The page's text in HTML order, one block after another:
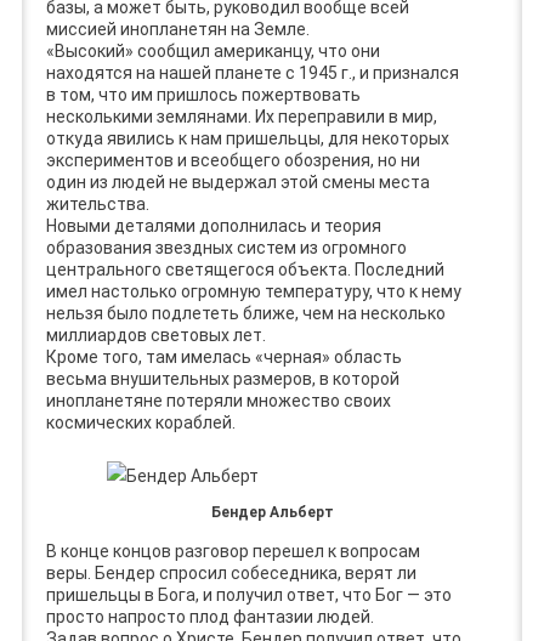
базы, а может быть, руководил вообще всей
миссией инопланетян на Земле.
«Высокий» сообщил американцу, что они
находятся на нашей планете с 1945 г., и признался
в том, что им пришлось пожертвовать
несколькими землянами. Их переправили в мир,
откуда явились к нам пришельцы, для некоторых
экспериментов и всеобщего обозрения, но ни
один из людей не выдержал этой смены места
жительства.
Новыми деталями дополнилась и теория
образования звездных систем из огромного
центрального светящегося объекта. Последний
имел настолько огромную температуру, что к нему
нельзя было подлететь ближе, чем на несколько
миллиардов световых лет.
Кроме того, там имелась «черная» область
весьма внушительных размеров, в которой
инопланетяне потеряли множество своих
космических кораблей.
Бендер Альберт
В конце концов разговор перешел к вопросам
веры. Бендер спросил собеседника, верят ли
пришельцы в Бога, и получил ответ, что Бог — это
просто напросто плод фантазии людей.